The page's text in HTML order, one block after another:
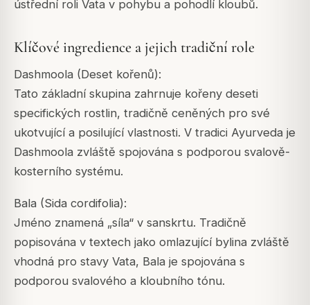
ústřední roli Vata v pohybu a pohodlí kloubů.
Klíčové ingredience a jejich tradiční role
Dashmoola (Deset kořenů):
Tato základní skupina zahrnuje kořeny deseti
specifických rostlin, tradičně ceněných pro své
ukotvující a posilující vlastnosti. V tradici Ayurveda je
Dashmoola zvláště spojována s podporou svalově-
kosterního systému.
Bala (Sida cordifolia):
Jméno znamená „síla“ v sanskrtu. Tradičně
popisována v textech jako omlazující bylina zvláště
vhodná pro stavy Vata, Bala je spojována s
podporou svalového a kloubního tónu.